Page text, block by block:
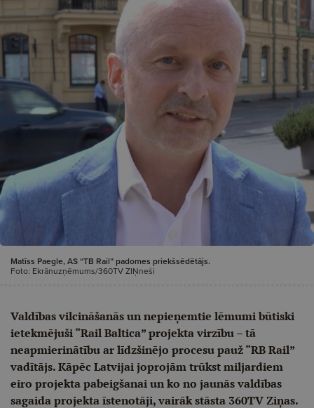
Matīss Paegle, AS “TB Rail” padomes priekšsēdētājs.
Foto: Ekrānuzņēmums/360TV ZIŅneši
Valdības vilcināšanās un nepieņemtie lēmumi būtiski
ietekmējuši “Rail Baltica” projekta virzību – tā
neapmierinātību ar līdzšinējo procesu pauž “RB Rail”
vadītājs. Kāpēc Latvijai joprojām trūkst miljardiem
eiro projekta pabeigšanai un ko no jaunās valdības
sagaida projekta īstenotāji, vairāk stāsta 360TV Ziņas.